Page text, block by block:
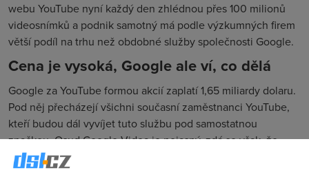
webu YouTube nyní každý den zhlédnou přes 100 milionů
videosnímků a podnik samotný má podle výzkumných firem
větší podíl na trhu než obdobné služby společnosti Google.
Cena je vysoká, Google ale ví, co dělá
Google za YouTube formou akcií zaplatí 1,65 miliardy dolaru.
Pod něj přecházejí všichni současní zaměstnanci YouTube,
kteří budou dál vyvíjet tuto službu pod samostatnou
značkou. Osud Google Videa je nejasný, zdá se však, že
minimálně pro tuto chvíli bude Google obě služby
provozovat paralelně. YouTube je přesvědčivá jednička na